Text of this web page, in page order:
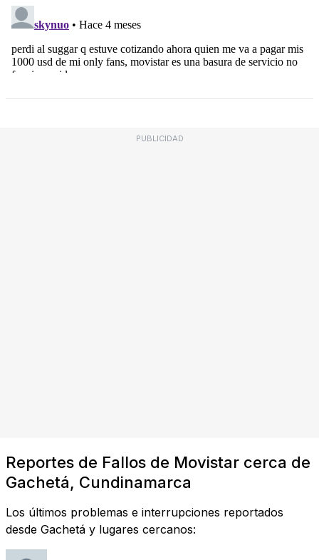
PUBLICIDAD
Reportes de Fallos de Movistar cerca de
Gachetá, Cundinamarca
Los últimos problemas e interrupciones reportados
desde Gachetá y lugares cercanos: